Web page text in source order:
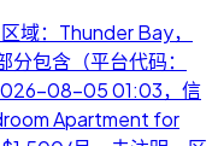
域：Thunder Bay，
包含（平台代码：
08-05 01:03，信
Apartment for